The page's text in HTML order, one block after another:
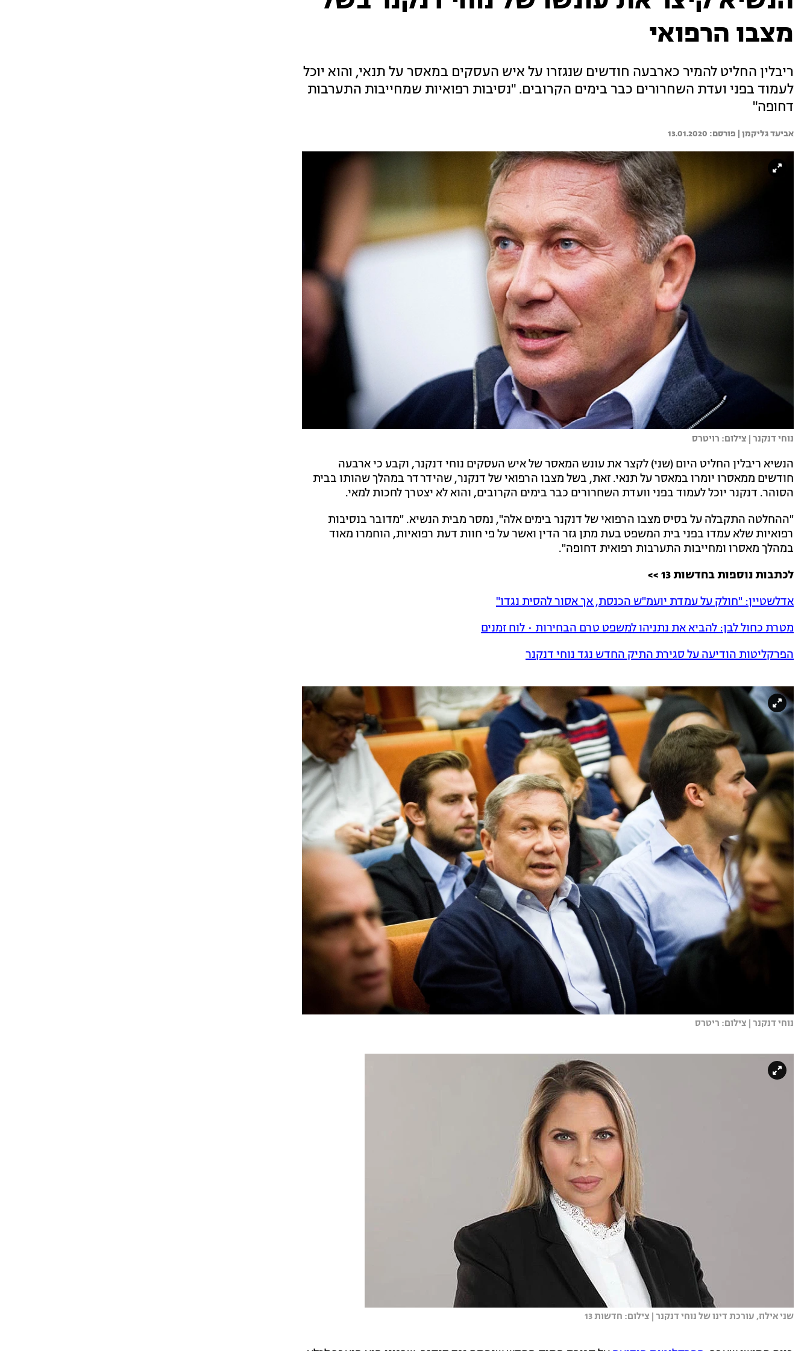
מצבו הרפואי
ריבלין החליט להמיר כארבעה חודשים שנגזרו על איש העסקים במאסר על תנאי, והוא יוכל
לעמוד בפני ועדת השחרורים כבר בימים הקרובים. "נסיבות רפואיות שמחייבות התערבות
דחופה"
אביעד גליקמן | 13.01.2020
נוחי דנקנר | צילום: רויטרס
הנשיא ריבלין החליט היום (שני) לקצר את עונש המאסר של איש העסקים נוחי דנקנר, וקבע כי ארבעה
חודשים ממאסרו יומרו במאסר על תנאי. זאת, בשל מצבו הרפואי של דנקנר, שהידרדר במהלך שהותו בבית
הסוהר. דנקנר יוכל לעמוד בפני וועדת השחרורים כבר בימים הקרובים, והוא לא יצטרך לחכות למאי.
"ההחלטה התקבלה על בסיס מצבו הרפואי של דנקנר בימים אלה", נמסר מבית הנשיא. "מדובר בנסיבות
רפואיות שלא עמדו בפני בית המשפט בעת מתן גזר הדין ואשר על פי חוות דעת רפואיות, הוחמרו מאוד
במהלך מאסרו ומחייבות התערבות רפואית דחופה".
לכתבות נוספות בחדשות 13 >>
אדלשטיין: "חולק על עמדת יועמ"ש הכנסת, אך אסור להסית נגדו"
מטרת כחול לבן: להביא את נתניהו למשפט טרם הבחירות • לוח זמנים
הפרקליטות הודיעה על סגירת התיק החדש נגד נוחי דנקנר
נוחי דנקנר | צילום: ריטרס
שני אילוז, עורכת דינו של נוחי דנקנר | צילום: חדשות 13